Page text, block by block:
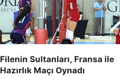
Filenin Sultanları, Fransa ile
Hazırlık Maçı Oynadı